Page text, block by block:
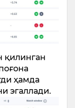
қилинган
ҳамда
эгаллади.